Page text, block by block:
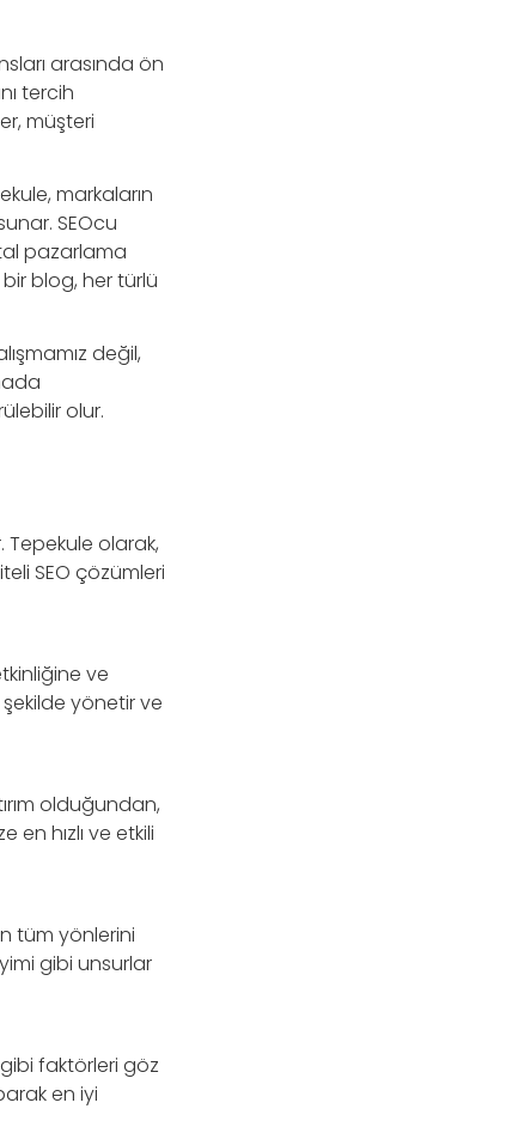
arasında ön
tercih
müşteri
markaların
SEOcu
pazarlama
blog, her türlü
değil,
olur.
Tepekule olarak,
SEO çözümleri
ve
şekilde yönetir ve
olduğundan,
hızlı ve etkili
tüm yönlerini
gibi unsurlar
faktörleri göz
en iyi